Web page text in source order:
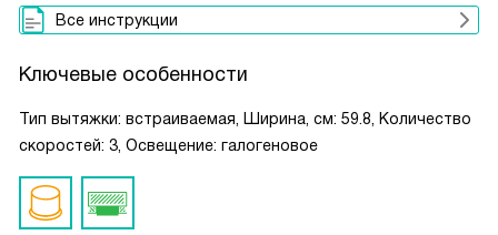
Все инструкции
Ключевые особенности
Тип вытяжки: встраиваемая, Ширина, см: 59.8, Количество
скоростей: 3, Освещение: галогеновое